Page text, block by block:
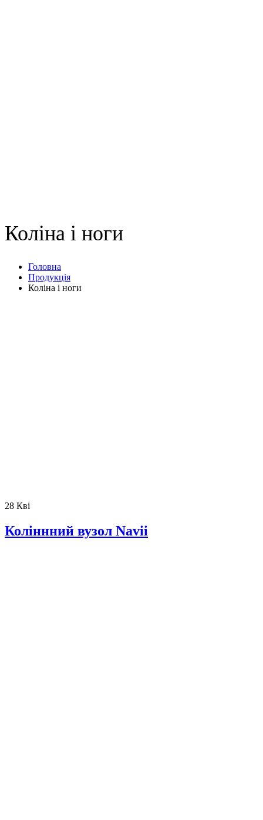
Коліна і ноги
Головна
Продукція
Коліна і ноги
28 Кві
Коліннний вузол Navii